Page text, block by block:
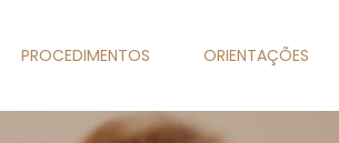
PROCEDIMENTOS ORIENTAÇÕES